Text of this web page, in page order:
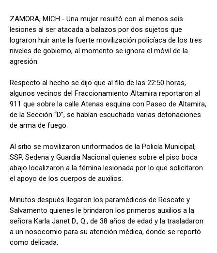
ZAMORA, MICH.- Una mujer resultó con al menos seis
lesiones al ser atacada a balazos por dos sujetos que
lograron huir ante la fuerte movilización policíaca de los tres
niveles de gobierno, al momento se ignora el móvil de la
agresión.
Respecto al hecho se dijo que al filo de las 22:50 horas,
algunos vecinos del Fraccionamiento Altamira reportaron al
911 que sobre la calle Atenas esquina con Paseo de Altamira,
de la Sección “D”, se habían escuchado varias detonaciones
de arma de fuego.
Al sitio se movilizaron uniformados de la Policía Municipal,
SSP, Sedena y Guardia Nacional quienes sobre el piso boca
abajo localizaron a la fémina lesionada por lo que solicitaron
el apoyo de los cuerpos de auxilios.
Minutos después llegaron los paramédicos de Rescate y
Salvamento quienes le brindaron los primeros auxilios a la
señora Karla Janet D., Q., de 38 años de edad y la trasladaron
a un nosocomio para su atención médica, donde se reportó
como delicada.